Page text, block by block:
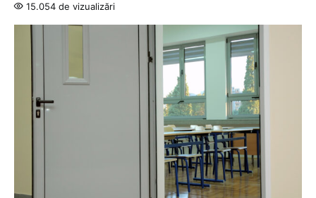
15.054 de vizualizări